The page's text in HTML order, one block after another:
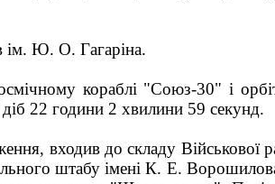
ім. Ю. О. Гагаріна.
кораблі "Союз-30" і
22 години 2 хвилини 59 секунд.
входив до складу Військової
штабу імені К. Е.